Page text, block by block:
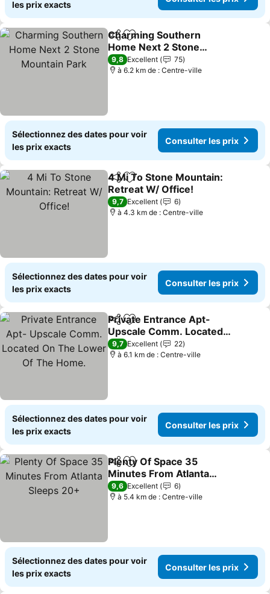
les prix exacts
PartagerAjouter à mes favoris
Charming Southern
Home Next 2 Stone
Mountain Park
Consulter les prix
9,8 Excellent
75
à 6.2 km de : Centre-ville
Sélectionnez des dates pour voir
les prix exacts
Consulter les prix
PartagerAjouter à mes favoris
4 Mi To Stone Mountain:
Retreat W/ Office!
Consulter les prix
9,7 Excellent
6
à 4.3 km de : Centre-ville
Sélectionnez des dates pour voir
les prix exacts
Consulter les prix
PartagerAjouter à mes favoris
Private Entrance Apt-
Upscale Comm. Located
On The Lower Of The
Home.
Consulter les prix
9,7 Excellent
22
à 6.1 km de : Centre-ville
Sélectionnez des dates pour voir
les prix exacts
Consulter les prix
PartagerAjouter à mes favoris
Plenty Of Space 35
Minutes From Atlanta
Sleeps 20+
Consulter les prix
9,6 Excellent
6
à 5.4 km de : Centre-ville
Sélectionnez des dates pour voir
les prix exacts
Consulter les prix